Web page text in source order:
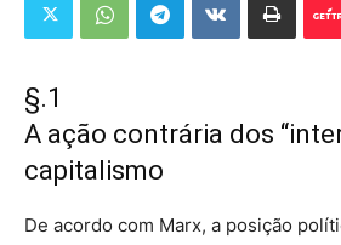
§.1
A ação contrária dos
capitalismo
De acordo com Marx, a posição